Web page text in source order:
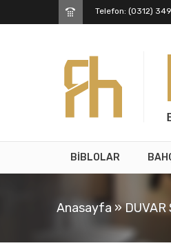
Telefon: (0312)
BİBLOLAR
Anasayfa »DUVAR